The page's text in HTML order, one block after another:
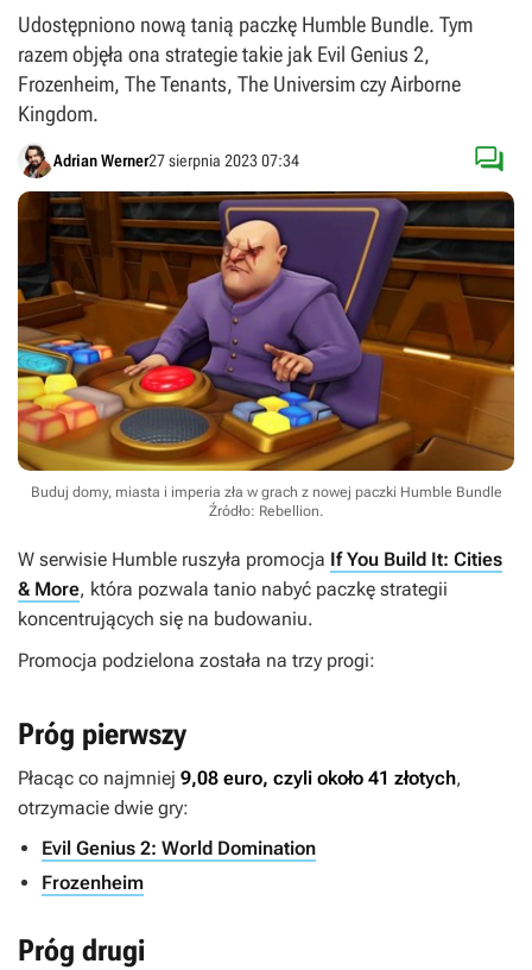
Udostępniono nową tanią paczkę Humble Bundle. Tym
razem objęła ona strategie takie jak Evil Genius 2,
Frozenheim, The Tenants, The Universim czy Airborne
Kingdom.
Adrian Werner27 sierpnia 2023 07:34 
Buduj domy, miasta i imperia zła w grach z nowej paczki Humble Bundle
Źródło: Rebellion.
W serwisie Humble ruszyła promocja If You Build It: Cities
& More, która pozwala tanio nabyć paczkę strategii
koncentrujących się na budowaniu.
Promocja podzielona została na trzy progi:
Próg pierwszy
Płacąc co najmniej 9,08 euro, czyli około 41 złotych,
otrzymacie dwie gry:
Evil Genius 2: World Domination
Frozenheim
Próg drugi